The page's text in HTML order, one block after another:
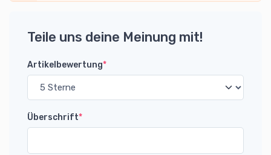
Teile uns deine Meinung mit!
Artikelbewertung*
Überschrift*